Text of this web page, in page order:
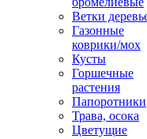
Ветки
Газонные
коврики/мох
Кусты
Горшечные
растения
Папоротники
Трава, осока
Цветущие